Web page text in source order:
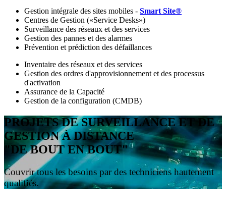
Gestion intégrale des sites mobiles - Smart Site®
Centres de Gestion («Service Desks»)
Surveillance des réseaux et des services
Gestion des pannes et des alarmes
Prévention et prédiction des défaillances
Inventaire des réseaux et des services
Gestion des ordres d'approvisionnement et des processus
d'activation
Assurance de la Capacité
Gestion de la configuration (CMDB)
PROJETS DE SURVEILLANCE ET DE
GESTION À DISTANCE
"DE BOUT EN BOUT"
Couvrir tous les besoins par des techniciens hautement
qualifiés.